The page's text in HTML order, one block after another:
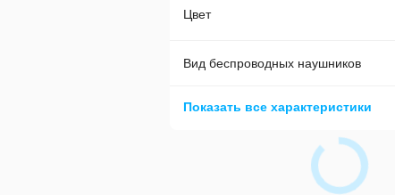
Цвет
Вид беспроводных наушников
Показать все характеристики